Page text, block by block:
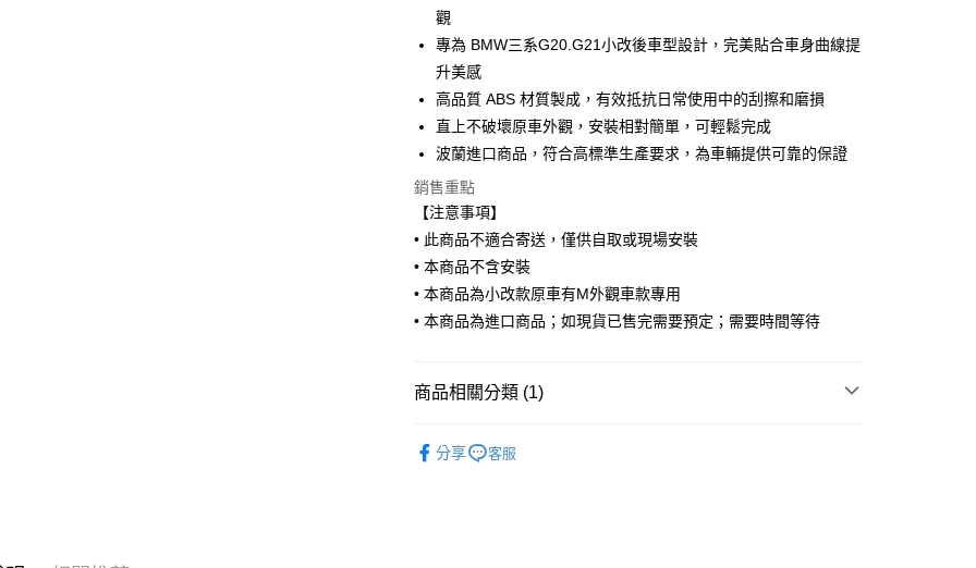
合作金庫商業銀行
華南商業銀行
彰化商業銀行
國泰世華商業銀行
臺灣中小企業銀行
台中商業銀行
匯豐（台灣）商業銀行
華泰商業銀行
聯邦商業銀行
遠東國際商業銀行
玉山商業銀行
台新國際商業銀行
台灣樂天信用卡公司
6 期 0 利率 每期
合作金庫商業銀行
第一商業銀行
華南商業銀行
上海商業儲蓄銀行
台北富邦商業銀行
臺灣中小企業銀行
台中商業銀行
匯豐（台灣）商業銀行
華泰商業銀行
聯邦商業銀行
元大商業銀行
台新國際商業銀行
中國信託商業銀行
台灣樂天信用卡公司
LINE Pay
Apple Pay
街口支付
Google Pay
AFTEE先享後付
相關說明
【關於「AFTEE先享後付」】
AFTEE先享後付是「在收到商品之後才付款」的支付方式。 讓您購物簡單
３．安心：先確認商品／服務後，再付款。
１．於結帳方式選擇「AFTEE先享後付」後，將跳轉至「AFTEE先享後
ATM付款
運送方式
每筆NT$60，滿NT$800(含以上)免運費
觀
專為 BMW三系G20.G21小改後車型設計，完美貼合車身曲線提
升美感
高品質 ABS 材質製成，有效抵抗日常使用中的刮擦和磨損
直上不破壞原車外觀，安裝相對簡單，可輕鬆完成
波蘭進口商品，符合高標準生產要求，為車輛提供可靠的保證
銷售重點
【注意事項】
• 此商品不適合寄送，僅供自取或現場安裝
• 本商品不含安裝
• 本商品為小改款原車有M外觀車款專用
• 本商品為進口商品；如現貨已售完需要預定；需要時間等待
商品相關分類 (1)
分享
客服